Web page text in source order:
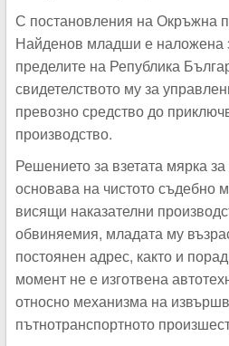
С постановления на Окръжна
Найденов младши е наложена
пределите на Република
свидетелството му за
превозно средство до
производство.
Решението за взетата мярка
основава на чистото съдебно
висящи наказателни
обвиняемия, младата му
постоянен адрес, както и
момент не е изготвена
относно механизма на
пътнотранспортното